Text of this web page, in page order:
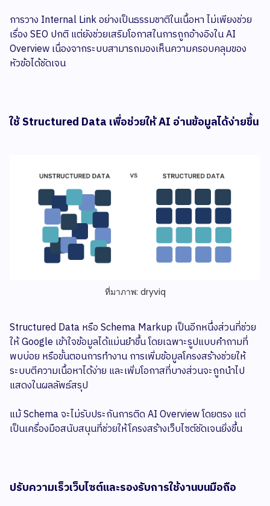
การวาง Internal Link อย่างเป็นธรรมชาติในเนื้อหา ไม่เพียงช่วย
เรื่อง SEO ปกติ แต่ยังช่วยเสริมโอกาสในการถูกอ้างอิงใน AI
Overview เนื่องจากระบบสามารถมองเห็นความครอบคลุมของ
หัวข้อได้ชัดเจน
ใช้ Structured Data เพื่อช่วยให้ AI อ่านข้อมูลได้ง่ายขึ้น
ที่มาภาพ: dryviq
Structured Data หรือ Schema Markup เป็นอีกหนึ่งส่วนที่ช่วย
ให้ Google เข้าใจข้อมูลได้แม่นยำขึ้น โดยเฉพาะรูปแบบคำถามที่
พบบ่อย หรือขั้นตอนการทำงาน การเพิ่มข้อมูลโครงสร้างช่วยให้
ระบบตีความเนื้อหาได้ง่าย และเพิ่มโอกาสที่บางส่วนจะถูกนำไป
แสดงในผลลัพธ์สรุป
แม้ Schema จะไม่รับประกันการติด AI Overview โดยตรง แต่
เป็นเครื่องมือสนับสนุนที่ช่วยให้โครงสร้างเว็บไซต์ชัดเจนยิ่งขึ้น
ปรับความเร็วเว็บไซต์และรองรับการใช้งานบนมือถือ